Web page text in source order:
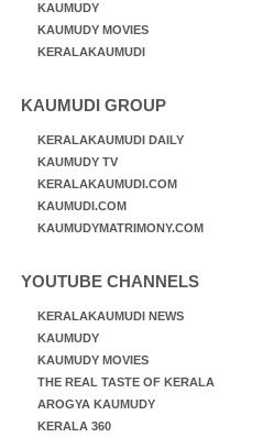
KAUMUDY
KAUMUDY MOVIES
KERALAKAUMUDI
KAUMUDI GROUP
KERALAKAUMUDI DAILY
KAUMUDY TV
KERALAKAUMUDI.COM
KAUMUDI.COM
KAUMUDYMATRIMONY.COM
YOUTUBE CHANNELS
KERALAKAUMUDI NEWS
KAUMUDY
KAUMUDY MOVIES
THE REAL TASTE OF KERALA
AROGYA KAUMUDY
KERALA 360